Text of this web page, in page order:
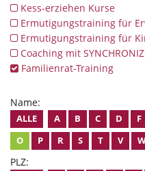
Kess-erziehen Kurse
Ermutigungstraining für
Ermutigungstraining für
Coaching mit
Familienrat-Training
Name:
ALLE A B C D F
O
P R S T V
PLZ: